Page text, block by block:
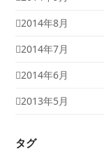
2014年8月
2014年7月
2014年6月
2013年5月
タグ